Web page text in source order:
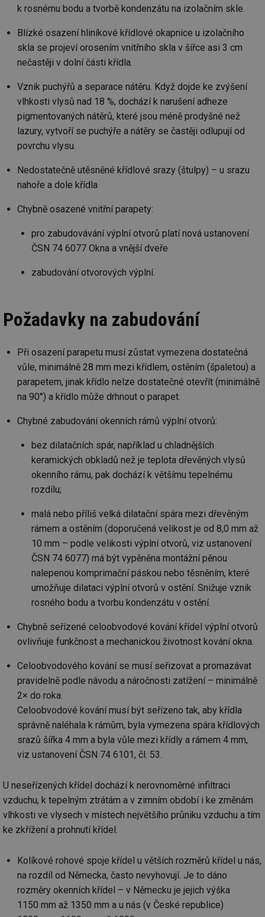
k rosnému bodu a tvorbě kondenzátu na izolačním skle.
Blízké osazení hliníkové křídlové okapnice u izolačního
skla se projeví orosením vnitřního skla v šířce asi 3 cm
nečastěji v dolní části křídla.
Vznik puchýřů a separace nátěru. Když dojde ke zvýšení
vlhkosti vlysů nad 18 %, dochází k narušení adheze
pigmentovaných nátěrů, které jsou méně prodyšné než
lazury, vytvoří se puchýře a nátěry se častěji odlupují od
povrchu vlysu.
Nedostatečně utěsněné křídlové srazy (štulpy) – u srazu
nahoře a dole křídla
Chybně osazené vnitřní parapety:
pro zabudovávání výplní otvorů platí nová ustanovení
ČSN 74 6077 Okna a vnější dveře
zabudování otvorových výplní.
Požadavky na zabudování
Při osazení parapetu musí zůstat vymezena dostatečná
vůle, minimálně 28 mm mezi křídlem, ostěním (špaletou) a
parapetem, jinak křídlo nelze dostatečné otevřít (minimálně
na 90°) a křídlo může drhnout o parapet.
Chybné zabudování okenních rámů výplní otvorů:
bez dilatačních spár, například u chladnějších
keramických obkladů než je teplota dřevěných vlysů
okenního rámu, pak dochází k většímu tepelnému
rozdílu;
malá nebo příliš velká dilatační spára mezi dřevěným
rámem a ostěním (doporučená velikost je od 8,0 mm až
10 mm – podle velikosti výplní otvorů, viz ustanovení
ČSN 74 6077) má být vypěněna montážní pěnou
nalepenou komprimační páskou nebo těsněním, které
umožňuje dilataci výplní otvorů v ostění. Snižuje vznik
rosného bodu a tvorbu kondenzátu v ostění.
Chybně seřízené celoobvodové kování křídel výplní otvorů
ovlivňuje funkčnost a mechanickou životnost kování okna.
Celoobvodového kování se musí seřizovat a promazávat
pravidelně podle návodu a náročnosti zatížení – minimálně
2× do roka.
Celoobvodové kování musí být seřízeno tak, aby křídla
správně naléhala k rámům, byla vymezena spára křídlových
srazů šířka 4 mm a byla vůle mezi křídly a rámem 4 mm,
viz ustanovení ČSN 74 6101, čl. 53.
U neseřízených křídel dochází k nerovnoměrné infiltraci
vzduchu, k tepelným ztrátám a v zimním období i ke změnám
vlhkosti ve vlysech v místech největšího průniku vzduchu a tím
ke zkřížení a prohnutí křídel.
Kolíkové rohové spoje křídel u větších rozměrů křídel u nás,
na rozdíl od Německa, často nevyhovují. Je to dáno
rozměry okenních křídel – v Německu je jejich výška
1150 mm až 1350 mm a u nás (v České republice)